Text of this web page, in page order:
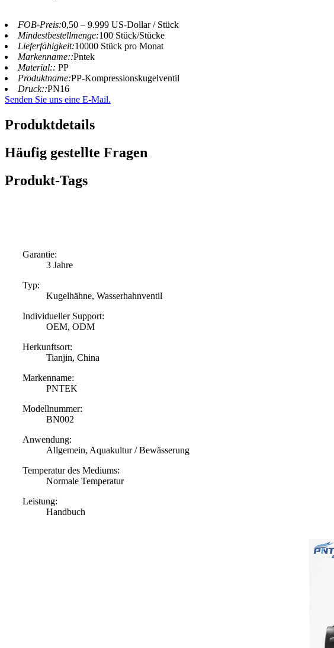
FOB-Preis:0,50 – 9.999 US-Dollar / Stück
Mindestbestellmenge:100 Stück/Stücke
Lieferfähigkeit:10000 Stück pro Monat
Markenname::Pntek
Material:: PP
Produktname:PP-Kompressionskugelventil
Druck::PN16
Senden Sie uns eine E-Mail.
Produktdetails
Häufig gestellte Fragen
Produkt-Tags
Garantie:
3 Jahre
Typ:
Kugelhähne, Wasserhahnventil
Individueller Support:
OEM, ODM
Herkunftsort:
Tianjin, China
Markenname:
PNTEK
Modellnummer:
BN002
Anwendung:
Allgemein, Aquakultur / Bewässerung
Temperatur des Mediums:
Normale Temperatur
Leistung:
Handbuch